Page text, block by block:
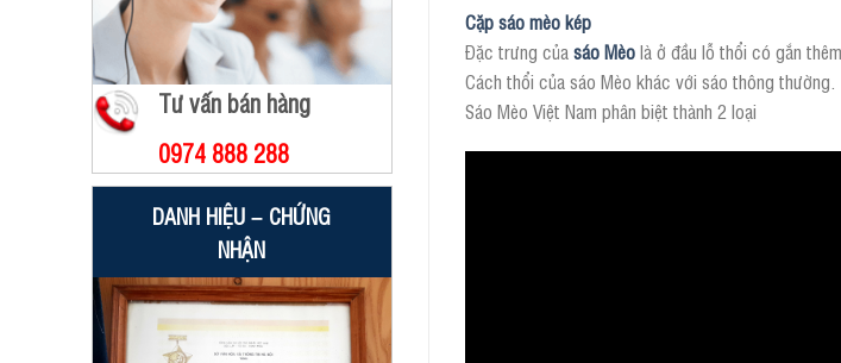
Tư vấn bán hàng
0974 888 288
DANH HIỆU – CHỨNG
NHẬN
Cặp sáo mèo kép
Đặc trưng củasáo Mèolà ở đầu lỗ thổi có gắn
Cách thổi của sáo Mèo khác với sáo thông thường.
Sáo Mèo Việt Nam phân biệt thành 2 loại